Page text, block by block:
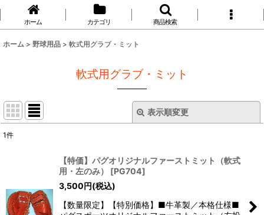
ホーム カテゴリ 商品検索
ホーム > 野球用品 > 軟式用グラブ・ミット
軟式用グラブ・ミット
表示順変更
絞り込む
1件
【特価】パグオリジナルファーストミット（軟式
用・左のみ）
[PG704]
3,500円(税込)
【数量限定】【特別価格】■牛革製／本格仕様■